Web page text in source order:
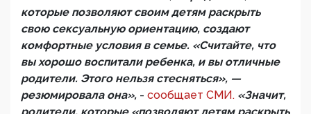
которые позволяют своим детям раскрыть
свою сексуальную ориентацию, создают
комфортные условия в семье. «Считайте, что
вы хорошо воспитали ребенка, и вы отличные
родители. Этого нельзя стесняться», —
резюмировала она», - сообщает СМИ. «Значит,